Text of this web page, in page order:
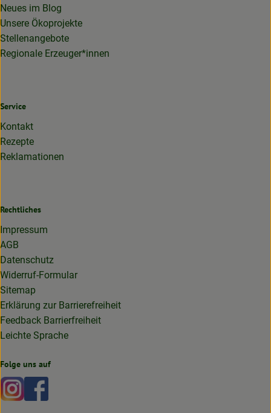
Neues im Blog
Unsere Ökoprojekte
Stellenangebote
Regionale Erzeuger*innen
Service
Kontakt
Rezepte
Reklamationen
Rechtliches
Impressum
AGB
Datenschutz
Widerruf-Formular
Sitemap
Erklärung zur Barrierefreiheit
Feedback Barrierfreiheit
Leichte Sprache
Folge uns auf
Externer Link zu https://www.instagram.com/